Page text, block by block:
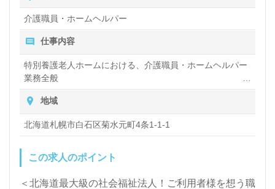
医療/福祉業界の正社員/パート求人探しは【ウィルオ
ブ介護】＊求人情報収集、将来的に検討の方も遠慮な
く＊
LINE、メール、お電話などご希望に応じてお問い合
わせ/ご相談可能です。転職相談、求人紹介、年収交
渉など完全無料サービスをご利用いただけます。＜非
転職活動！お問い合わせお待ちしております。
介護職員・ホームヘルパー
仕事内容
特別養護老人ホームにおける、介護職員・ホームヘルパー
業務全般
入浴や排せつ、食事などの身体的サポートや、買い物や掃
除、洗濯など日常生活のサポートなど
地域
北海道札幌市白石区菊水元町4条1-1-1
この求人のポイント
＜北海道最大級の社会福祉法人！ご利用者様を想う職